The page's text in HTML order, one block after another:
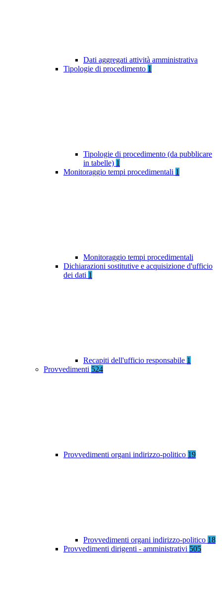
Dati aggregati attività amministrativa
Tipologie di procedimento 1
Tipologie di procedimento (da pubblicare
in tabelle) 1
Monitoraggio tempi procedimentali 1
Monitoraggio tempi procedimentali
Dichiarazioni sostitutive e acquisizione d'ufficio
dei dati 1
Recapiti dell'ufficio responsabile 1
Provvedimenti 524
Provvedimenti organi indirizzo-politico 19
Provvedimenti organi indirizzo-politico 18
Provvedimenti dirigenti - amministrativi 505